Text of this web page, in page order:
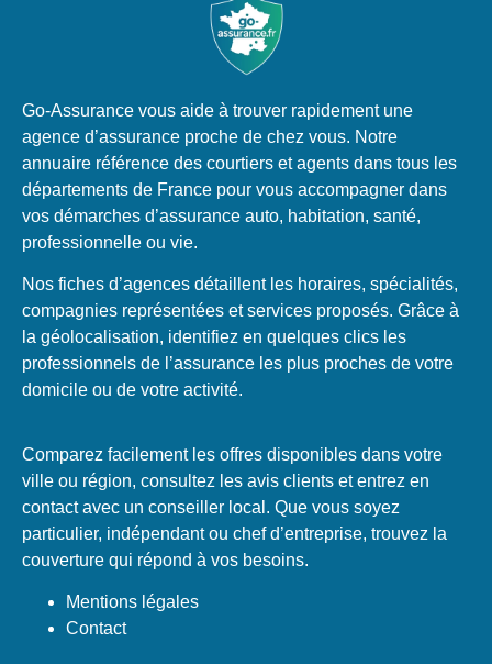
Go-Assurance vous aide à trouver rapidement une
agence d’assurance proche de chez vous. Notre
annuaire référence des courtiers et agents dans tous les
départements de France pour vous accompagner dans
vos démarches d’assurance auto, habitation, santé,
professionnelle ou vie.
Nos fiches d’agences détaillent les horaires, spécialités,
compagnies représentées et services proposés. Grâce à
la géolocalisation, identifiez en quelques clics les
professionnels de l’assurance les plus proches de votre
domicile ou de votre activité.
Comparez facilement les offres disponibles dans votre
ville ou région, consultez les avis clients et entrez en
contact avec un conseiller local. Que vous soyez
particulier, indépendant ou chef d’entreprise, trouvez la
couverture qui répond à vos besoins.
Mentions légales
Contact